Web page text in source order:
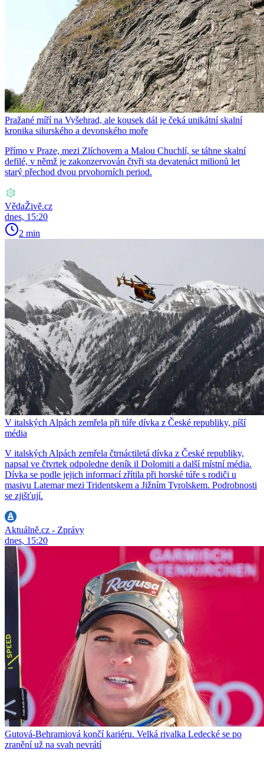
Pražané míří na Vyšehrad, ale kousek dál je čeká unikátní skalní
kronika silurského a devonského moře
Přímo v Praze, mezi Zlíchovem a Malou Chuchlí, se táhne skalní
defilé, v němž je zakonzervován čtyři sta devatenáct milionů let
starý přechod dvou prvohorních period.
VědaŽivě.cz
dnes, 15:20
2 min
V italských Alpách zemřela při túře dívka z České republiky, píší
média
V italských Alpách zemřela čtrnáctiletá dívka z České republiky,
napsal ve čtvrtek odpoledne deník il Dolomiti a další místní média.
Dívka se podle jejich informací zřítila při horské túře s rodiči u
masivu Latemar mezi Tridentskem a Jižním Tyrolskem. Podrobnosti
se zjišťují.
Aktuálně.cz - Zprávy
dnes, 15:20
Gutová-Behramiová končí kariéru. Velká rivalka Ledecké se po
zranění už na svah nevrátí